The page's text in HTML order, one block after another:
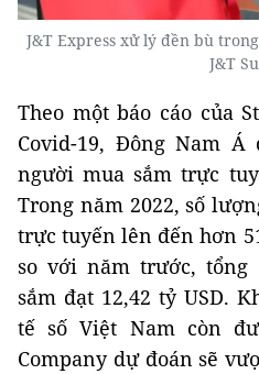
J&T Express xử lý đền bù
J&T
Theo một báo cáo của
Covid-19, Đông Nam
người mua sắm trực
Trong năm 2022, số
trực tuyến lên đến hơn
so với năm trước,
sắm đạt 12,42 tỷ USD.
tế số Việt Nam còn
Company dự đoán sẽ